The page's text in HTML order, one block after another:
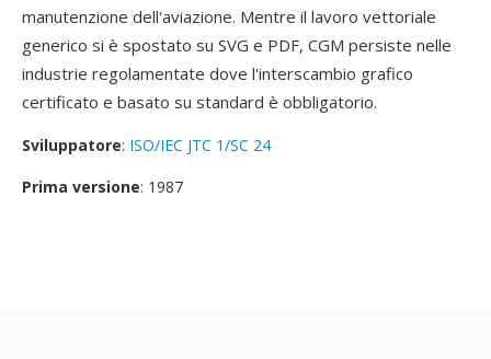
manutenzione dell'aviazione. Mentre il lavoro vettoriale
generico si è spostato su SVG e PDF, CGM persiste nelle
industrie regolamentate dove l'interscambio grafico
certificato e basato su standard è obbligatorio.
Sviluppatore: ISO/IEC JTC 1/SC 24
Prima versione: 1987